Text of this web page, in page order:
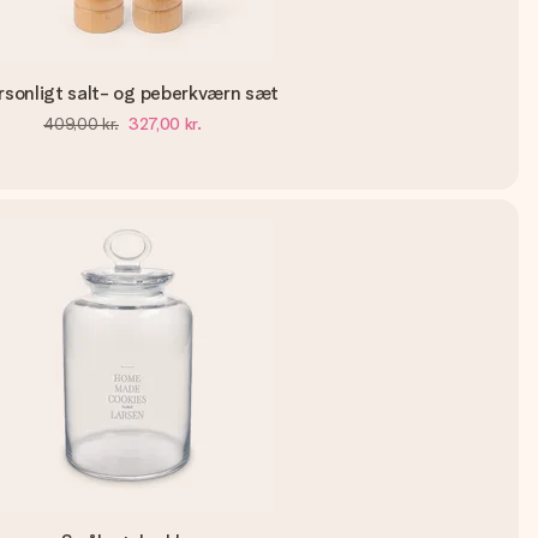
salt- og peberkværn sæt
409,00 kr. 327,00 kr.